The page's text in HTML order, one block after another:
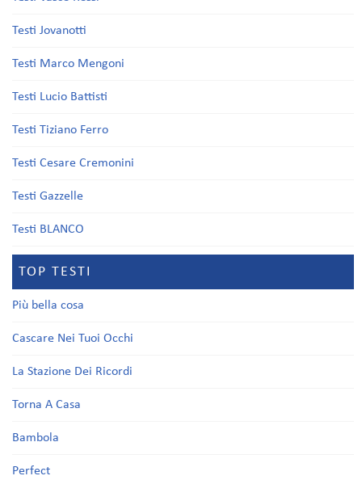
Testi Jovanotti
Testi Marco Mengoni
Testi Lucio Battisti
Testi Tiziano Ferro
Testi Cesare Cremonini
Testi Gazzelle
Testi BLANCO
TOP TESTI
Più bella cosa
Cascare Nei Tuoi Occhi
La Stazione Dei Ricordi
Torna A Casa
Bambola
Perfect